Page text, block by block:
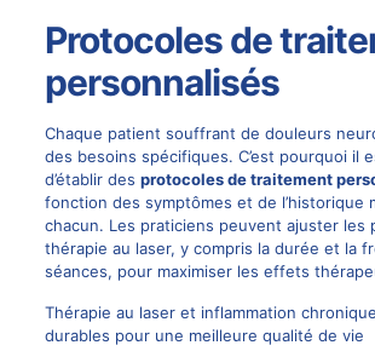
Protocoles de
personnalisés
Chaque patient souffrant de douleurs
des besoins spécifiques. C’est pourquoi il
d’établir des protocoles de traitement
fonction des symptômes et de l’historique
chacun. Les praticiens peuvent ajuster les
thérapie au laser, y compris la durée et la
séances, pour maximiser les effets
Thérapie au laser et inflammation
durables pour une meilleure qualité de vie